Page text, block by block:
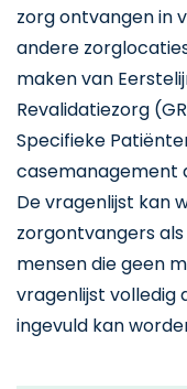
zorg ontvangen in
andere
maken van
Revalidatiezorg
Specifieke
casemanagement
De vragenlijst kan
zorgontvangers
mensen die geen
vragenlijst volledig
ingevuld kan